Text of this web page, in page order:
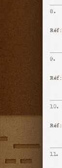
8.
Réf :
9.
Réf :
10.
Réf :
11.